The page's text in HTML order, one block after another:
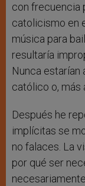
con frecuencia
catolicismo en
música para
resultaría
Nunca estarían
católico o, más
Después he
implícitas se
no falaces. La
por qué ser